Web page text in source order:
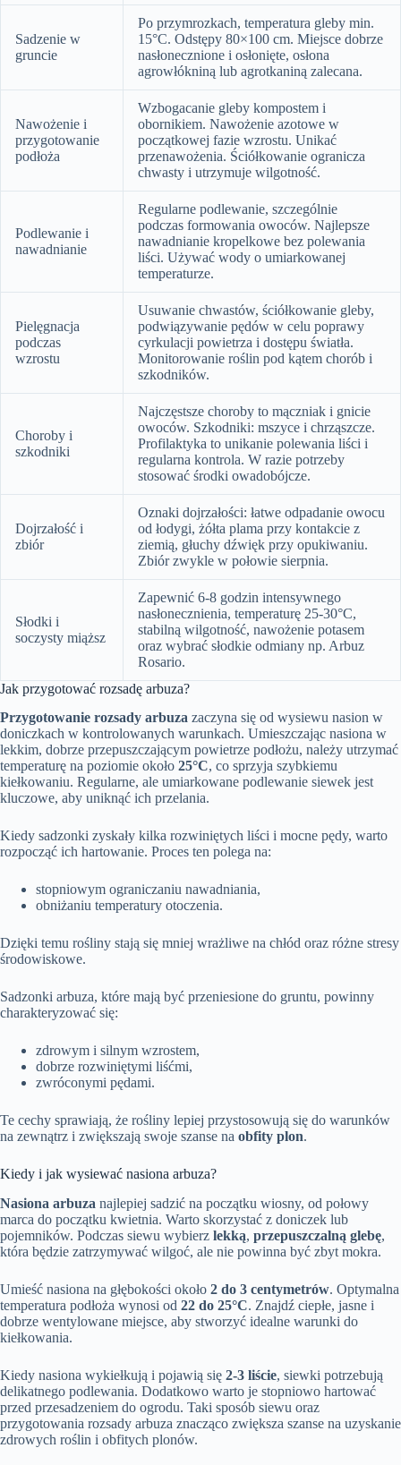
Sadzenie w
gruncie
Po przymrozkach, temperatura gleby min.
15°C. Odstępy 80×100 cm. Miejsce dobrze
nasłonecznione i osłonięte, osłona
agrowłókniną lub agrotkaniną zalecana.
Nawożenie i
przygotowanie
podłoża
Wzbogacanie gleby kompostem i
obornikiem. Nawożenie azotowe w
początkowej fazie wzrostu. Unikać
przenawożenia. Ściółkowanie ogranicza
chwasty i utrzymuje wilgotność.
Podlewanie i
nawadnianie
Regularne podlewanie, szczególnie
podczas formowania owoców. Najlepsze
nawadnianie kropelkowe bez polewania
liści. Używać wody o umiarkowanej
temperaturze.
Pielęgnacja
podczas
wzrostu
Usuwanie chwastów, ściółkowanie gleby,
podwiązywanie pędów w celu poprawy
cyrkulacji powietrza i dostępu światła.
Monitorowanie roślin pod kątem chorób i
szkodników.
Choroby i
szkodniki
Najczęstsze choroby to mączniak i gnicie
owoców. Szkodniki: mszyce i chrząszcze.
Profilaktyka to unikanie polewania liści i
regularna kontrola. W razie potrzeby
stosować środki owadobójcze.
Dojrzałość i
zbiór
Oznaki dojrzałości: łatwe odpadanie owocu
od łodygi, żółta plama przy kontakcie z
ziemią, głuchy dźwięk przy opukiwaniu.
Zbiór zwykle w połowie sierpnia.
Słodki i
soczysty miąższ
Zapewnić 6-8 godzin intensywnego
nasłonecznienia, temperaturę 25-30°C,
stabilną wilgotność, nawożenie potasem
oraz wybrać słodkie odmiany np. Arbuz
Rosario.
Jak przygotować rozsadę arbuza?
Przygotowanie rozsady arbuza zaczyna się od wysiewu nasion w
doniczkach w kontrolowanych warunkach. Umieszczając nasiona w
lekkim, dobrze przepuszczającym powietrze podłożu, należy utrzymać
temperaturę na poziomie około 25°C, co sprzyja szybkiemu
kiełkowaniu. Regularne, ale umiarkowane podlewanie siewek jest
kluczowe, aby uniknąć ich przelania.
Kiedy sadzonki zyskały kilka rozwiniętych liści i mocne pędy, warto
rozpocząć ich hartowanie. Proces ten polega na:
stopniowym ograniczaniu nawadniania,
obniżaniu temperatury otoczenia.
Dzięki temu rośliny stają się mniej wrażliwe na chłód oraz różne stresy
środowiskowe.
Sadzonki arbuza, które mają być przeniesione do gruntu, powinny
charakteryzować się:
zdrowym i silnym wzrostem,
dobrze rozwiniętymi liśćmi,
zwróconymi pędami.
Te cechy sprawiają, że rośliny lepiej przystosowują się do warunków
na zewnątrz i zwiększają swoje szanse na obfity plon.
Kiedy i jak wysiewać nasiona arbuza?
Nasiona arbuza najlepiej sadzić na początku wiosny, od połowy
marca do początku kwietnia. Warto skorzystać z doniczek lub
pojemników. Podczas siewu wybierz lekką, przepuszczalną glebę,
która będzie zatrzymywać wilgoć, ale nie powinna być zbyt mokra.
Umieść nasiona na głębokości około 2 do 3 centymetrów. Optymalna
temperatura podłoża wynosi od 22 do 25°C. Znajdź ciepłe, jasne i
dobrze wentylowane miejsce, aby stworzyć idealne warunki do
kiełkowania.
Kiedy nasiona wykiełkują i pojawią się 2-3 liście, siewki potrzebują
delikatnego podlewania. Dodatkowo warto je stopniowo hartować
przed przesadzeniem do ogrodu. Taki sposób siewu oraz
przygotowania rozsady arbuza znacząco zwiększa szanse na uzyskanie
zdrowych roślin i obfitych plonów.